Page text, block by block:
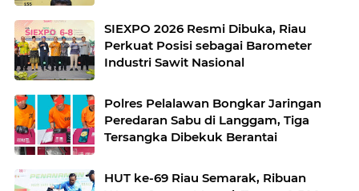
SIEXPO 2026 Resmi Dibuka, Riau
Perkuat Posisi sebagai Barometer
Industri Sawit Nasional
Polres Pelalawan Bongkar Jaringan
Peredaran Sabu di Langgam, Tiga
Tersangka Dibekuk Berantai
HUT ke-69 Riau Semarak, Ribuan